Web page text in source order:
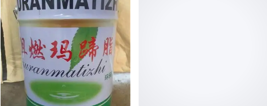
四、施工沥青胶泥涂层，这些配套工具不能少
买对材料只是开始，施工环节的配套选择同样重要：
基面处理：老旧基面要用
易脱层
涂刷工具：窄缝用毛刷，大平面用
更均匀